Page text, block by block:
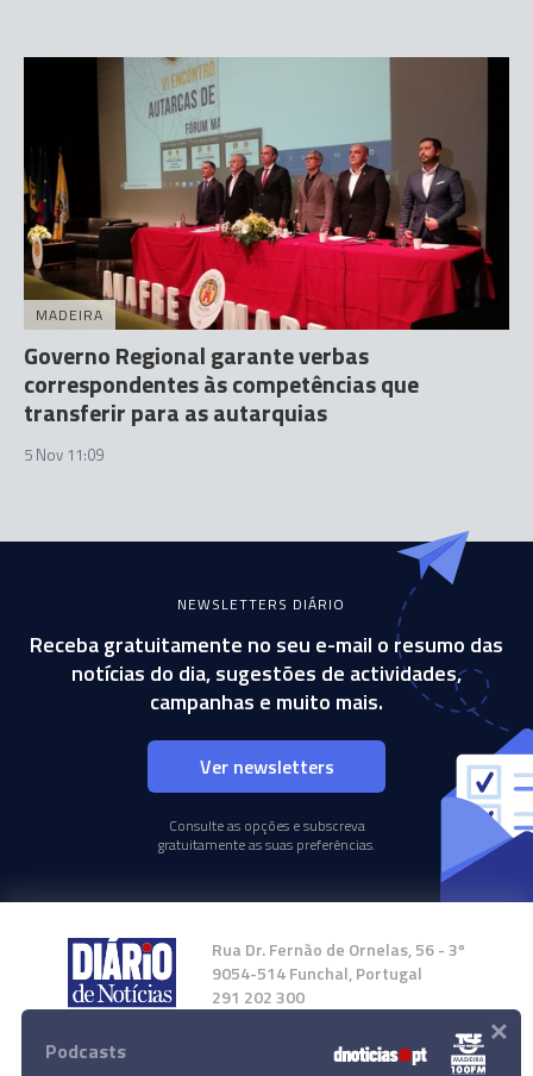
MADEIRA
Governo Regional garante verbas
correspondentes às competências que
transferir para as autarquias
5 Nov 11:09
NEWSLETTERS DIÁRIO
Receba gratuitamente no seu e-mail o resumo das
notícias do dia, sugestões de actividades,
campanhas e muito mais.
Ver newsletters
Consulte as opções e subscreva
gratuitamente as suas preferências.
Rua Dr. Fernão de Ornelas, 56 - 3º
9054-514 Funchal, Portugal
291 202 300
Instale a nossa App
Podcasts ×